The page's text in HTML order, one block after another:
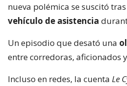
nueva polémica se suscitó
vehículo de asistencia
Un episodio que desató una
entre corredoras, aficionados
Incluso en redes, la cuenta Le